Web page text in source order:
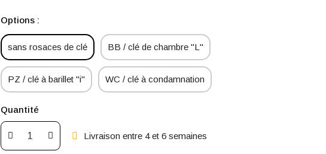
Options :
sans rosaces de clé BB / clé de chambre "L"
PZ / clé à barillet "i" WC / clé à condamnation
Quantité
Livraison entre 4 et 6 semaines